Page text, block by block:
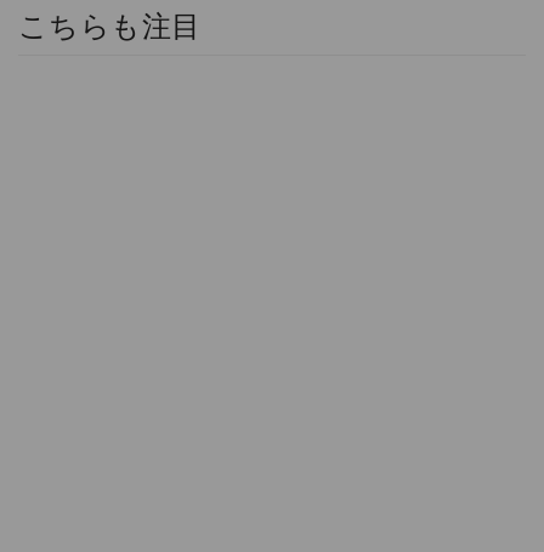
こちらも注目